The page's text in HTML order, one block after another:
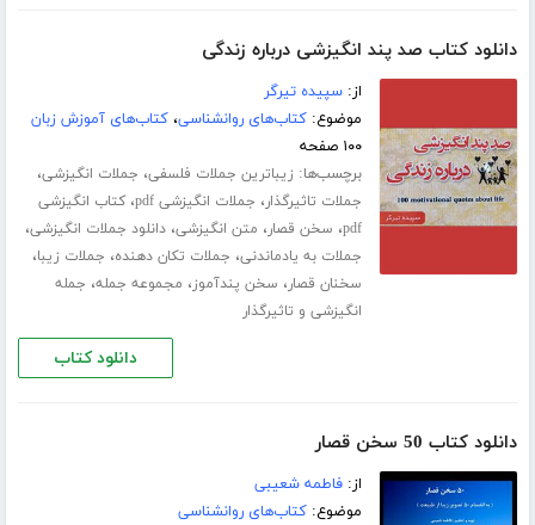
دانلود کتاب صد پند انگیزشی درباره زندگی
از:سپیده تیرگر
موضوع:کتاب‌های روانشناسی،کتاب‌های آموزش زبان
۱۰۰ صفحه
برچسب‌ها: زیباترین جملات فلسفی، جملات انگیزشی،
جملات تاثیرگذار، جملات انگیزشی pdf ،کتاب انگیزشی
pdf، سخن قصار، متن انگیزشی،دانلود جملات انگیزشی،
جملات به یادماندنی، جملات تکان دهنده، جملات زیبا،
سخنان قصار، سخن پندآموز، مجموعه جمله، جمله
انگیزشی و تاثیرگذار
دانلود کتاب
دانلود کتاب 50 سخن قصار
از:فاطمه شعیبی
موضوع:کتاب‌های روانشناسی